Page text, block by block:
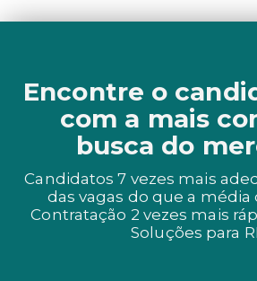
Encontre o
com a mais
busca do
Candidatos 7 vezes mais
das vagas do que a média
Contratação 2 vezes mais
Soluções para